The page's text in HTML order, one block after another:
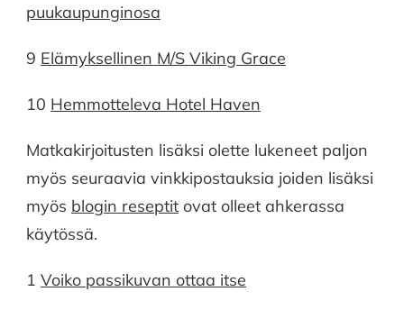
puukaupunginosa
9 Elämyksellinen M/S Viking Grace
10 Hemmotteleva Hotel Haven
Matkakirjoitusten lisäksi olette lukeneet paljon
myös seuraavia vinkkipostauksia joiden lisäksi
myös blogin reseptit ovat olleet ahkerassa
käytössä.
1 Voiko passikuvan ottaa itse